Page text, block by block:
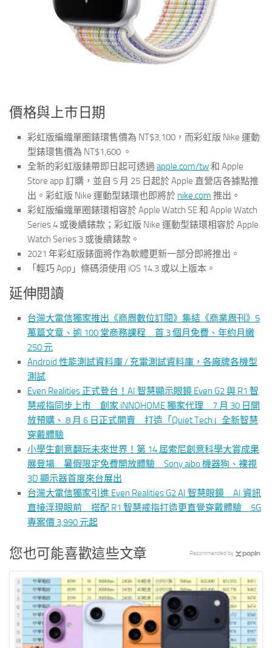
價格與上市日期
彩虹版編織單圈錶環售價為 NT$3,100，而彩虹版 Nike 運動
型錶環售價為 NT$1,600 。
全新的彩虹版錶帶即日起可透過 apple.com/tw和 Apple
Store app 訂購，並自 5 月 25 日起於 Apple 直營店各據點推
出。彩虹版 Nike 運動型錶環也即將於 nike.com 推出。
彩虹版編織單圈錶環相容於 Apple Watch SE 和 Apple Watch
Series 4 或後續錶款；彩虹版 Nike 運動型錶環相容於 Apple
Watch Series 3 或後續錶款。
2021 年彩虹版錶面將作為軟體更新一部分即將推出。
「輕巧 App」條碼須使用 iOS 14.3 或以上版本。
延伸閱讀
台灣大電信獨家推出《商周數位訂閱》集結《商業周刊》5
萬篇文章、逾 100 堂商務課程 首 3 個月免費、年約月繳
250 元
Android 性能測試資料庫 / 充電測試資料庫，各廠牌各機型
測試
Even Realities 正式登台！AI 智慧顯示眼鏡 Even G2 與 R1 智
慧戒指同步上市 創家 iNNOHOME 獨家代理 7 月 30 日開
放預購、 8 月 6 日正式開賣 打造「Quiet Tech」全新智慧
穿戴體驗
小學生創意翻玩未來世界！第 14 屆索尼創意科學大賞成果
展登場 暑假限定免費開放體驗 Sony aibo 機器狗、裸視
3D 顯示器首度來台展出
台灣大電信獨家引進 Even Realities G2 AI 智慧眼鏡 AI 資訊
直接浮現眼前 搭配 R1 智慧戒指打造更直覺穿戴體驗 5G
專案價 3,990 元起
您也可能喜歡這些文章 Recommended by